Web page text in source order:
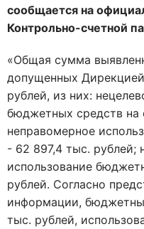
сообщается на
Контрольно-счетной
«Общая сумма
допущенных
рублей, из них:
бюджетных средств на
неправомерное
- 62 897,4 тыс. рублей;
использование
рублей. Согласно
информации,
тыс. рублей,